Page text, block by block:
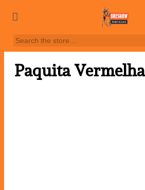
Paquita Vermelha